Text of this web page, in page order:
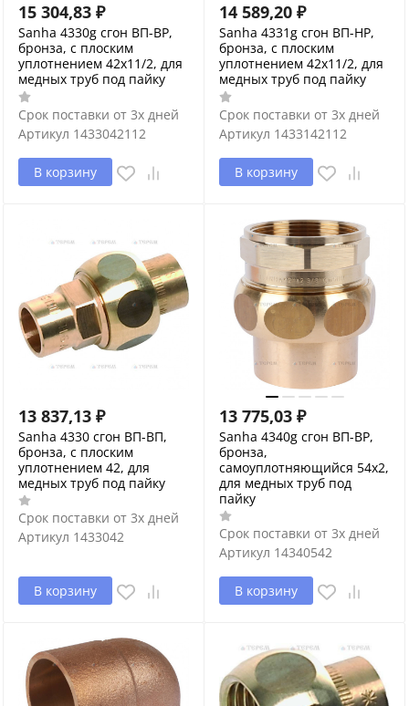
15 304,83 ₽
Sanha 4330g сгон ВП-ВР,
бронза, с плоским
уплотнением 42x11/2, для
медных труб под пайку
Срок поставки от 3х дней
Артикул 1433042112
В корзину
14 589,20 ₽
Sanha 4331g сгон ВП-НР,
бронза, с плоским
уплотнением 42x11/2, для
медных труб под пайку
Срок поставки от 3х дней
Артикул 1433142112
В корзину
13 837,13 ₽
Sanha 4330 сгон ВП-ВП,
бронза, с плоским
уплотнением 42, для
медных труб под пайку
Срок поставки от 3х дней
Артикул 1433042
В корзину
13 775,03 ₽
Sanha 4340g сгон ВП-ВР,
бронза,
самоуплотняющийся 54x2,
для медных труб под
пайку
Срок поставки от 3х дней
Артикул 14340542
В корзину